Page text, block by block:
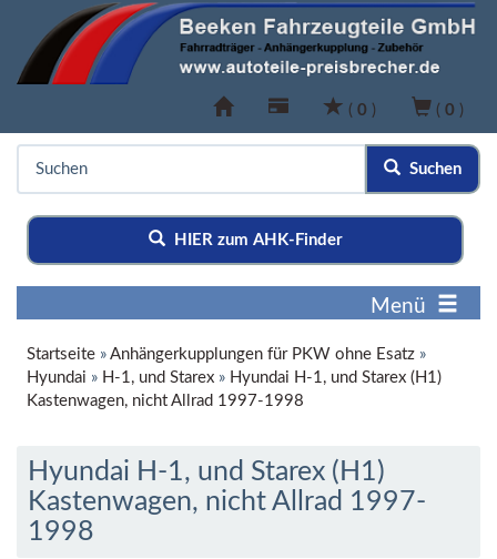
( 0 ) ( 0 )
Suchen
HIER zum AHK-Finder
Menü
Startseite » Anhängerkupplungen für PKW ohne Esatz »
Hyundai » H-1, und Starex » Hyundai H-1, und Starex (H1)
Kastenwagen, nicht Allrad 1997-1998
Hyundai H-1, und Starex (H1)
Kastenwagen, nicht Allrad 1997-
1998